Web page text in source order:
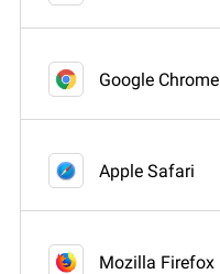
Google Chrome
Apple Safari
Mozilla Firefox